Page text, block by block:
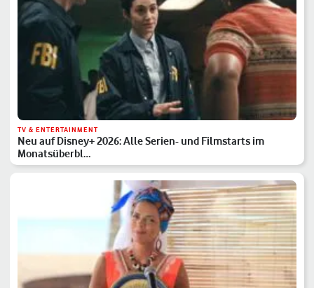
TV & ENTERTAINMENT
Neu auf Disney+ 2026: Alle Serien- und Filmstarts im
Monatsüberbl…